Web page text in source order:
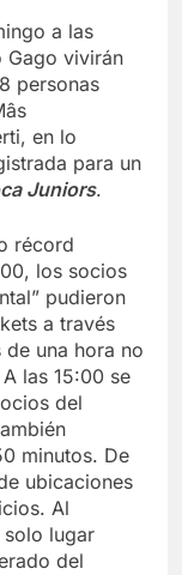
a las
Gago vivirán
personas
en lo
para un
Juniors.
récord
los socios
pudieron
a través
una hora no
las 15:00 se
del
minutos. De
ubicaciones
Al
lugar
del